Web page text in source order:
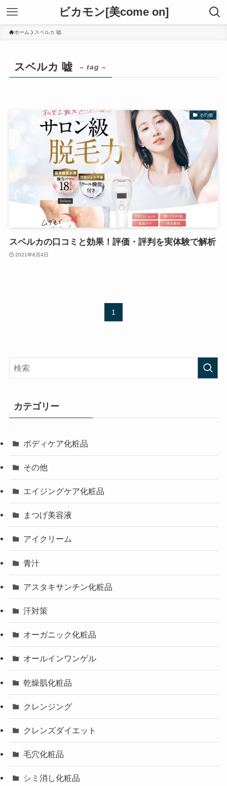
ビカモン[美come on]
ホーム スベルカ 嘘
スベルカ 嘘 – tag –
その他
スベルカの口コミと効果！評価・評判を実体験で解析
2021年8月4日
1
カテゴリー
ボディケア化粧品
その他
エイジングケア化粧品
まつげ美容液
アイクリーム
青汁
アスタキサンチン化粧品
汗対策
オーガニック化粧品
オールインワンゲル
乾燥肌化粧品
クレンジング
クレンズダイエット
毛穴化粧品
シミ消し化粧品